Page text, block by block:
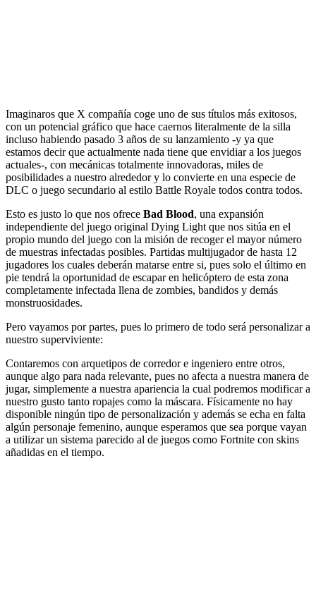
Imaginaros que X compañía coge uno de sus títulos más exitosos,
con un potencial gráfico que hace caernos literalmente de la silla
incluso habiendo pasado 3 años de su lanzamiento -y ya que
estamos decir que actualmente nada tiene que envidiar a los juegos
actuales-, con mecánicas totalmente innovadoras, miles de
posibilidades a nuestro alrededor y lo convierte en una especie de
DLC o juego secundario al estilo Battle Royale todos contra todos.
Esto es justo lo que nos ofrece Bad Blood, una expansión
independiente del juego original Dying Light que nos sitúa en el
propio mundo del juego con la misión de recoger el mayor número
de muestras infectadas posibles. Partidas multijugador de hasta 12
jugadores los cuales deberán matarse entre si, pues solo el último en
pie tendrá la oportunidad de escapar en helicóptero de esta zona
completamente infectada llena de zombies, bandidos y demás
monstruosidades.
Pero vayamos por partes, pues lo primero de todo será personalizar a
nuestro superviviente:
Contaremos con arquetipos de corredor e ingeniero entre otros,
aunque algo para nada relevante, pues no afecta a nuestra manera de
jugar, simplemente a nuestra apariencia la cual podremos modificar a
nuestro gusto tanto ropajes como la máscara. Físicamente no hay
disponible ningún tipo de personalización y además se echa en falta
algún personaje femenino, aunque esperamos que sea porque vayan
a utilizar un sistema parecido al de juegos como Fortnite con skins
añadidas en el tiempo.